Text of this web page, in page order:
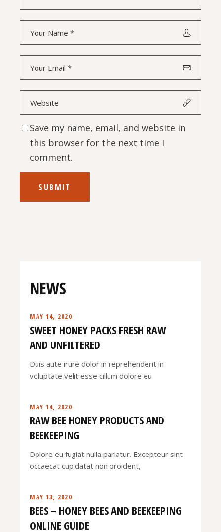
Save my name, email, and website in
this browser for the next time I
comment.
SUBMIT
NEWS
MAY 14, 2020
SWEET HONEY PACKS FRESH RAW
AND UNFILTERED
Duis aute irure dolor in reprehenderit in
voluptate velit esse cillum dolore eu
MAY 14, 2020
RAW BEE HONEY PRODUCTS AND
BEEKEEPING
Dolore eu fugiat nulla pariatur. Excepteur sint
occaecat cupidatat non proident,
MAY 13, 2020
BEES – HONEY BEES AND BEEKEEPING
ONLINE GUIDE